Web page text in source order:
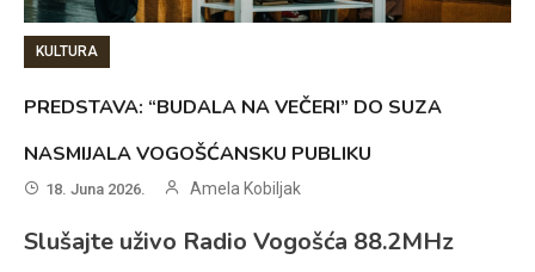
KULTURA
PREDSTAVA: “BUDALA NA VEČERI” DO SUZA
NASMIJALA VOGOŠĆANSKU PUBLIKU
18. Juna 2026. Amela Kobiljak
Slušajte uživo Radio Vogošća 88.2MHz